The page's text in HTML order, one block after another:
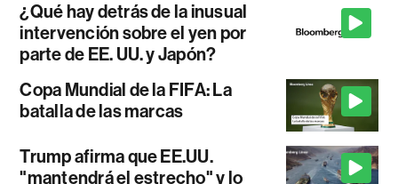
¿Qué hay detrás de la inusual
intervención sobre el yen por
parte de EE. UU. y Japón?
Copa Mundial de la FIFA: La
batalla de las marcas
Trump afirma que EE.UU.
"mantendrá el estrecho" y lo